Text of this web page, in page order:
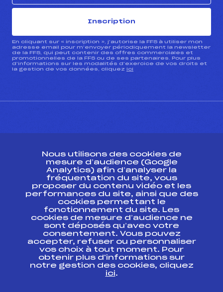
Inscription
En cliquant sur « inscription », j’autorise la FFS à utiliser mon
adresse email pour m’envoyer périodiquement la newsletter
de la FFS, qui peut contenir des offres commerciales et
promotionnelles de la FFS ou de ses partenaires. Pour plus
d’informations sur les modalités d’exercice de vos droits et
la gestion de vos données, cliquez ici
ESPACE PRESSE
Ressources
Pass’Neige
Projet sportif fédéral
Projet de performance fédéral
Antidopage
Pôle Développement, Formation, Suivi
Scientifique
Listes ministérielles
Pôle vie de l’athlète
Nous utilisons des cookies de
mesure d’audience (Google
Analytics) afin d’analyser la
fréquentation du site, vous
proposer du contenu vidéo et les
performances du site, ainsi que des
cookies permettant le
fonctionnement du site. Les
cookies de mesure d’audience ne
sont déposés qu’avec votre
consentement. Vous pouvez
accepter, refuser ou personnaliser
vos choix à tout moment. Pour
obtenir plus d'informations sur
notre gestion des cookies, cliquez
ici.